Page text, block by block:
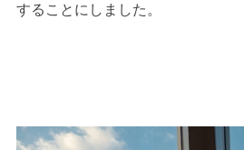
することにしました。